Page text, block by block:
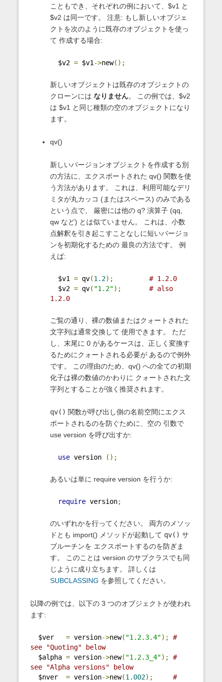
こともでき、それぞれの例において、$v1 と
$v2 は同一です。 注意: もし新しいオブジェ
クトを次のように既存のオブジェクトを使っ
て 作成する場合:
$v2 = $v1 ->new();
新しいオブジェクトは既存のオブジェクトの
クローンには なりません。 この例では、$v2
は $v1 と同じ種類の空のオブジェクトになり
ます。
qv()
新しいバージョンオブジェクトを作成する別
の方法に、エクスポートされた qv() 関数を使
う方法があります。 これは、利用可能なデリ
ミタが丸カッコ (またはスペース) のみである
という点で、 厳密には他の q? 演算子 (qq,
qw など) とは似ていません。 これは、小数
点解釈を引き起こすことなしに短いバージョ
ンを初期化するための 最良の方法です。 例
えば:
$v1 = qv(1.2);
# 1.2.0
$v2 = qv( "1.2");
# also
1.2.0
ご覧の通り、裸の数値またはクォートされた
文字列は通常交換して 使用できます。 ただ
し、末尾に 0 があるケースは、正しく変換す
るためにクォートされる必要が あるので例外
です。 この理由のため、qv() への全ての初期
化子は裸の数値のかわりに クォートされた文
字列とすることが強く推奨されます。
qv() 関数が呼び出し側の名前空間にエクス
ポートされるのを防ぐために、空の 引数で
use version を呼び出すか:
use version ();
あるいは単に require version を行うか:
require version;
のいずれかを行ってください。 両方のメソッ
ドとも import() メソッドが起動して qv() サ
ブルーチンを エクスポートするのを防ぎま
す。 このことは version のサブクラスでも同
じように成り立ちます。 詳しくは
SUBCLASSING を参照してください。
以降の例では、以下の 3 つのオブジェクトが使われ
ます:
$ver = version->new( "1.2.3.4");
#
see "Quoting" below
$alpha = version->new( "1.2.3_4");
#
see "Alpha versions" below
$nver = version->new(1.002); #